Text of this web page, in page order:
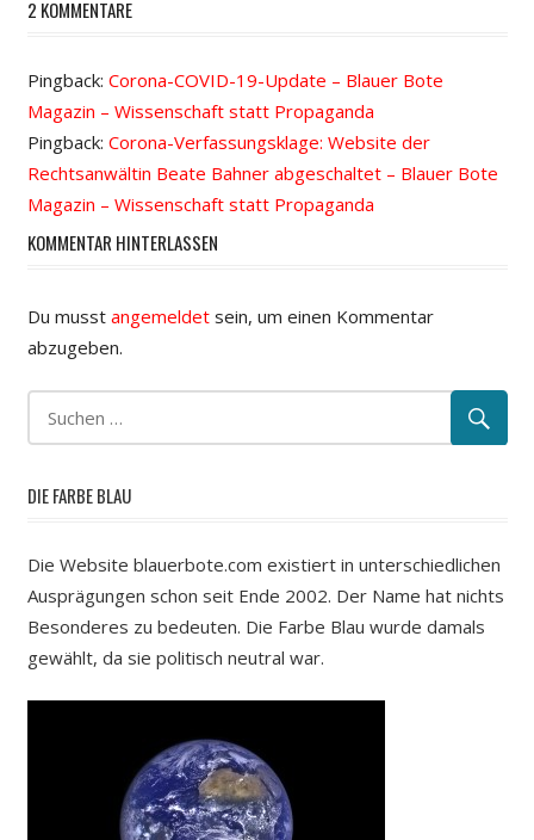
2 KOMMENTARE
Pingback: Corona-COVID-19-Update – Blauer Bote
Magazin – Wissenschaft statt Propaganda
Pingback: Corona-Verfassungsklage: Website der
Rechtsanwältin Beate Bahner abgeschaltet – Blauer Bote
Magazin – Wissenschaft statt Propaganda
KOMMENTAR HINTERLASSEN
Du musst angemeldetsein, um einen Kommentar
abzugeben.
DIE FARBE BLAU
Die Website blauerbote.com existiert in unterschiedlichen
Ausprägungen schon seit Ende 2002. Der Name hat nichts
Besonderes zu bedeuten. Die Farbe Blau wurde damals
gewählt, da sie politisch neutral war.